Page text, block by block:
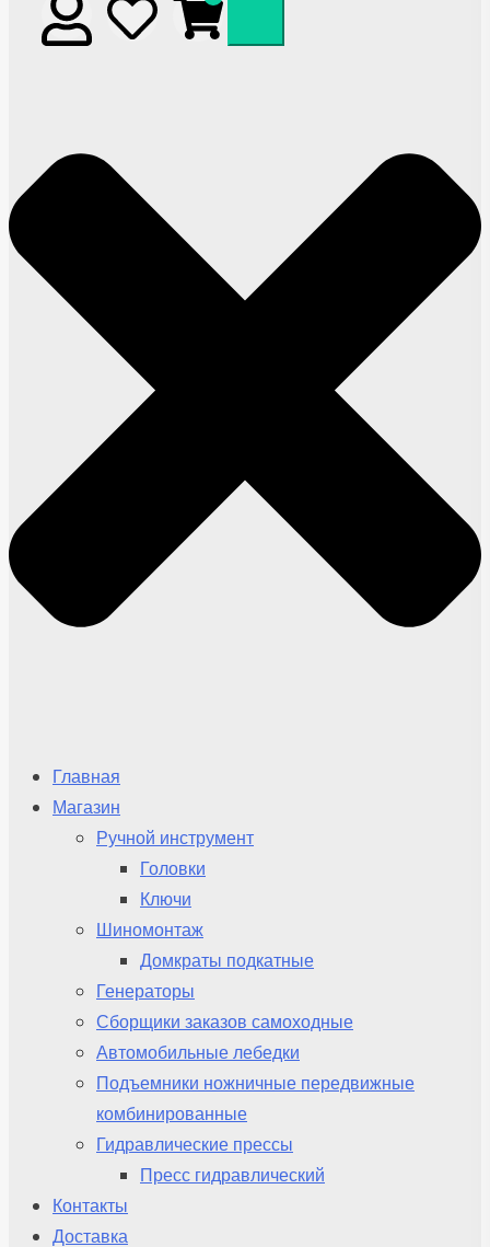
Главная
Магазин
Ручной инструмент
Головки
Ключи
Шиномонтаж
Домкраты подкатные
Генераторы
Сборщики заказов самоходные
Автомобильные лебедки
Подъемники ножничные передвижные
комбинированные
Гидравлические прессы
Пресс гидравлический
Контакты
Доставка